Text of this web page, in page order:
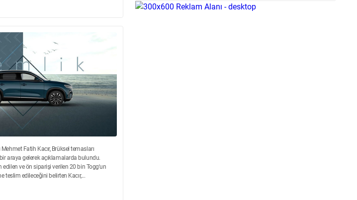
Fatih Kacır, Brüksel temasları
araya gelerek açıklamalarda bulundu.
edilen ve ön siparişi verilen 20 bin Togg'un
teslim edileceğini belirten Kacır,...